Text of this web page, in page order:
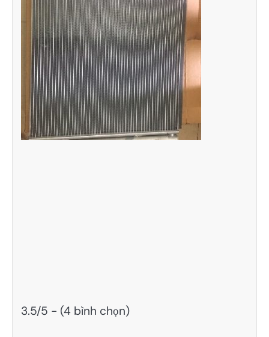
3.5/5 - (4 bình chọn)